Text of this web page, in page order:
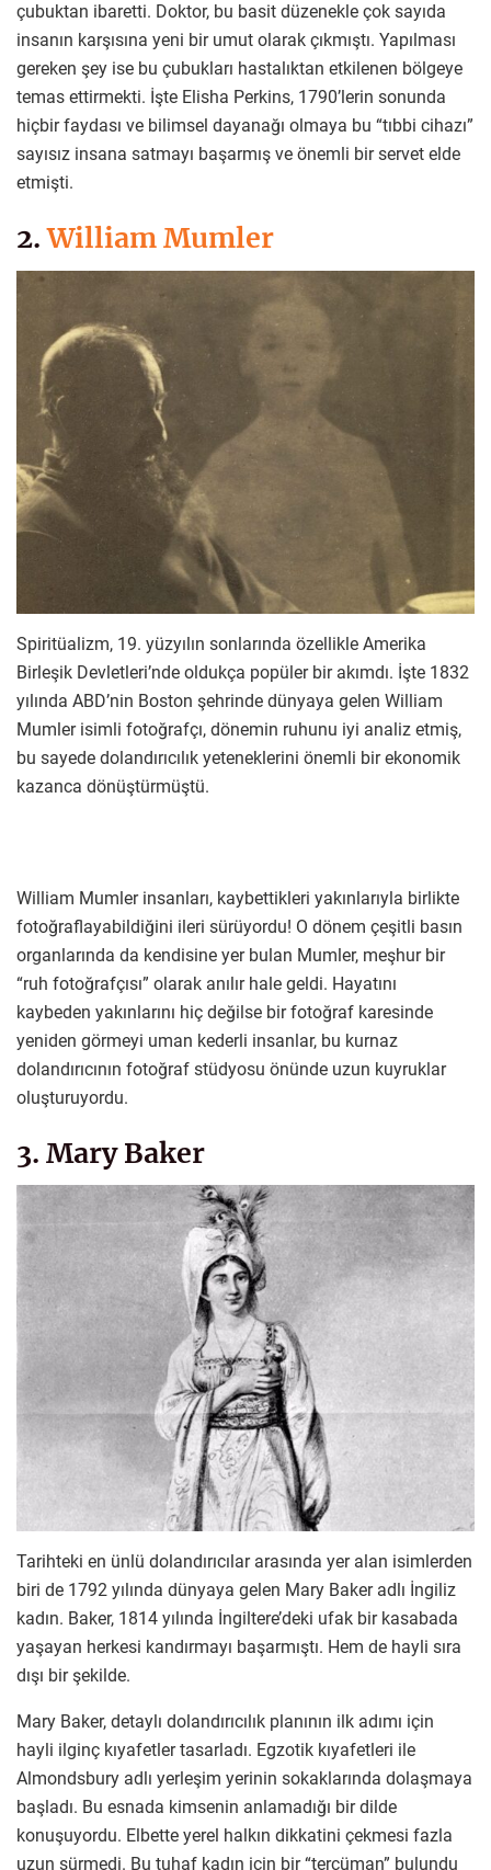
çubuktan ibaretti. Doktor, bu basit düzenekle çok sayıda
insanın karşısına yeni bir umut olarak çıkmıştı. Yapılması
gereken şey ise bu çubukları hastalıktan etkilenen bölgeye
temas ettirmekti. İşte Elisha Perkins, 1790’lerin sonunda
hiçbir faydası ve bilimsel dayanağı olmaya bu “tıbbi cihazı”
sayısız insana satmayı başarmış ve önemli bir servet elde
etmişti.
2.William Mumler
Spiritüalizm, 19. yüzyılın sonlarında özellikle Amerika
Birleşik Devletleri’nde oldukça popüler bir akımdı. İşte 1832
yılında ABD’nin Boston şehrinde dünyaya gelen William
Mumler isimli fotoğrafçı, dönemin ruhunu iyi analiz etmiş,
bu sayede dolandırıcılık yeteneklerini önemli bir ekonomik
kazanca dönüştürmüştü.
William Mumler insanları, kaybettikleri yakınlarıyla birlikte
fotoğraflayabildiğini ileri sürüyordu! O dönem çeşitli basın
organlarında da kendisine yer bulan Mumler, meşhur bir
“ruh fotoğrafçısı” olarak anılır hale geldi. Hayatını
kaybeden yakınlarını hiç değilse bir fotoğraf karesinde
yeniden görmeyi uman kederli insanlar, bu kurnaz
dolandırıcının fotoğraf stüdyosu önünde uzun kuyruklar
oluşturuyordu.
3. Mary Baker
Tarihteki en ünlü dolandırıcılar arasında yer alan isimlerden
biri de 1792 yılında dünyaya gelen Mary Baker adlı İngiliz
kadın. Baker, 1814 yılında İngiltere’deki ufak bir kasabada
yaşayan herkesi kandırmayı başarmıştı. Hem de hayli sıra
dışı bir şekilde.
Mary Baker, detaylı dolandırıcılık planının ilk adımı için
hayli ilginç kıyafetler tasarladı. Egzotik kıyafetleri ile
Almondsbury adlı yerleşim yerinin sokaklarında dolaşmaya
başladı. Bu esnada kimsenin anlamadığı bir dilde
konuşuyordu. Elbette yerel halkın dikkatini çekmesi fazla
uzun sürmedi. Bu tuhaf kadın için bir “tercüman” bulundu